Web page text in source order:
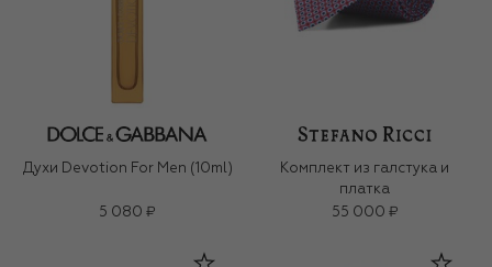
Духи Devotion For Men (10ml)
5 080 ₽
Комплект из галстука и
платка
55 000 ₽